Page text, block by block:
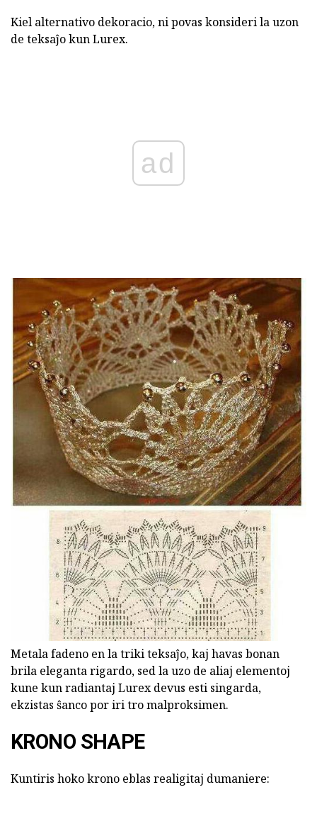
Kiel alternativo dekoracio, ni povas konsideri la uzon
de teksaĵo kun Lurex.
ad
Metala fadeno en la triki teksaĵo, kaj havas bonan
brila eleganta rigardo, sed la uzo de aliaj elementoj
kune kun radiantaj Lurex devus esti singarda,
ekzistas ŝanco por iri tro malproksimen.
KRONO SHAPE
Kuntiris hoko krono eblas realigitaj dumaniere: